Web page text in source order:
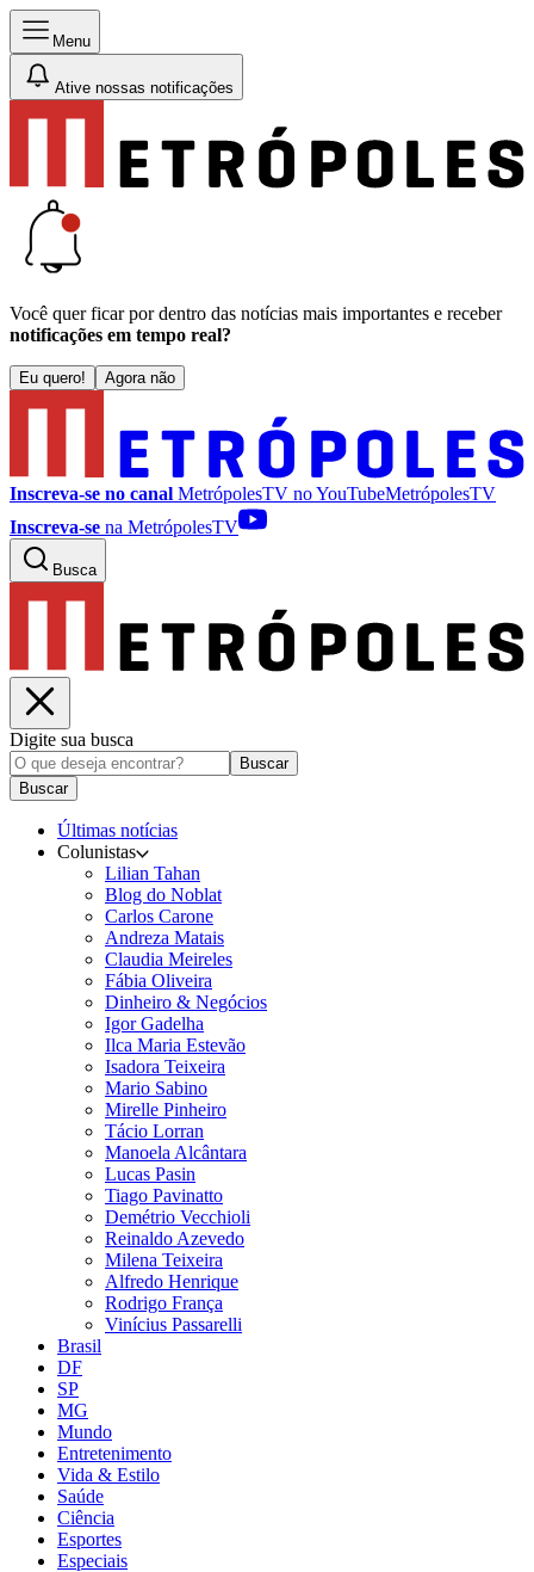
Menu
Ative nossas notificações
Você quer ficar por dentro das notícias mais importantes e receber
notificações em tempo real?
Eu quero! Agora não
Inscreva-se no canal MetrópolesTV noYouTubeMetrópolesTV
Inscreva-se na MetrópolesTV
Busca
Digite sua busca
Buscar
Buscar
Últimas notícias
Colunistas
Lilian Tahan
Blog do Noblat
Carlos Carone
Andreza Matais
Claudia Meireles
Fábia Oliveira
Dinheiro & Negócios
Igor Gadelha
Ilca Maria Estevão
Isadora Teixeira
Mario Sabino
Mirelle Pinheiro
Tácio Lorran
Manoela Alcântara
Lucas Pasin
Tiago Pavinatto
Demétrio Vecchioli
Reinaldo Azevedo
Milena Teixeira
Alfredo Henrique
Rodrigo França
Vinícius Passarelli
Brasil
DF
SP
MG
Mundo
Entretenimento
Vida & Estilo
Saúde
Ciência
Esportes
Especiais